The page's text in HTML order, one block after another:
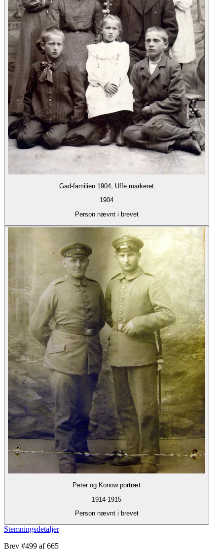
Gad-familien 1904, Uffe markeret
1904
Person nævnt i brevet
Peter og Konow portræt
1914-1915
Person nævnt i brevet
Stemningsdetaljer
Brev #499 af 665